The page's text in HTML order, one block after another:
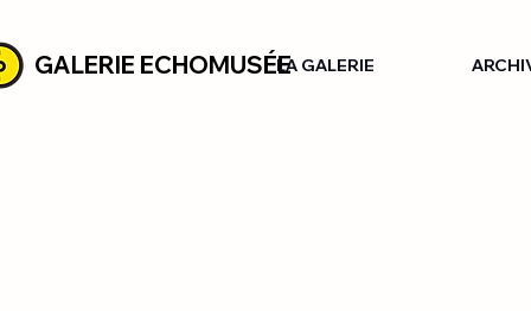
GALERIE ECHOMUSÉELA GALERIE